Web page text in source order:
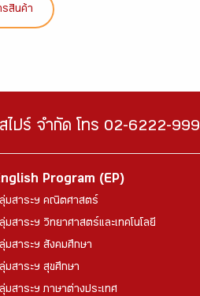
รสินค้า
ไปร์ จำกัด โทร 02-6222-999
Program (EP)
มสาระฯ คณิตศาสตร์
มสาระฯ วิทยาศาสตร์และเทคโนโลยี
มสาระฯ สังคมศึกษา
มสาระฯ สุขศึกษา
มสาระฯ ภาษาต่างประเทศ